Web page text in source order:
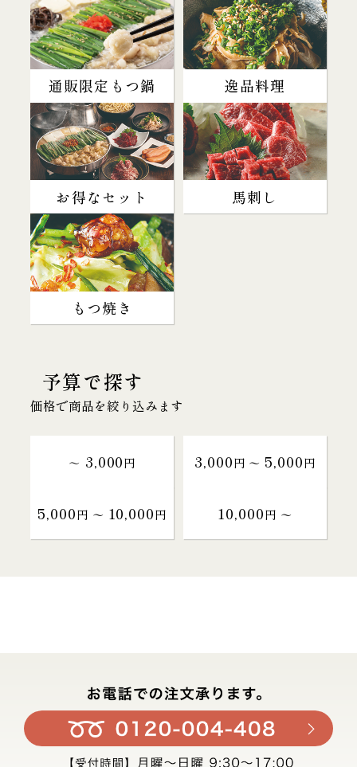
通販限定もつ鍋 逸品料理
お得なセット 馬刺し
もつ焼き
予算で探す
価格で商品を絞り込みます
～ 3,000円 3,000円 〜 5,000円
5,000円 〜 10,000円 10,000円 〜